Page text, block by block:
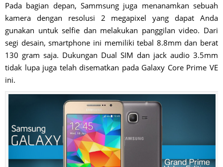
Pada bagian depan, Sammsung juga menanamkan sebuah
kamera dengan resolusi 2 megapixel yang dapat Anda
gunakan untuk selfie dan melakukan panggilan video. Dari
segi desain, smartphone ini memiliki tebal 8.8mm dan berat
130 gram saja. Dukungan Dual SIM dan jack audio 3.5mm
tidak lupa juga telah disematkan pada Galaxy Core Prime VE
ini.